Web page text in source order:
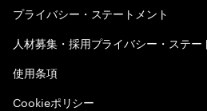
プライバシー・ステートメント
人材募集・採用プライバシー・ステー
使用条項
Cookieポリシー